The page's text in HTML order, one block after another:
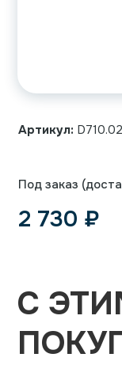
Артикул:
Под заказ
2 730 ₽
С